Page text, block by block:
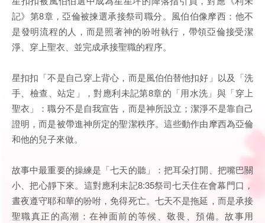
記》第8章，亞倫被揀選承接祭司職分。風伯伯像摩西：他不
是發明流程的人，而是照著神的吩咐執行，帶領亞倫接受潔
淨、穿上聖衣、並完成承接聖職的程序。
星扣扣「不是自己穿上背心，而是風伯伯替他扣好」以及「洗
手、檢查、站定」，對應利未記第8章的「用水洗」與「穿上
聖衣」：職分不是自我宣告，而是神所設立；潔淨不是靠自己
證明，而是被帶進神所定的聖潔秩序。這些動作由摩西為亞倫
和他的兒子來做。
故事中最重要的操練是「七天的聽」：把耳朵打開、把嘴巴關
小、把心靜下來。這對應利未記8:35祭司七天住在會幕門口，
晝夜遵守耶和華的吩咐，免得死亡。七天不是拖延，而是承接
聖職真正的高潮：在神面前的等候、敬畏、預備。故事用